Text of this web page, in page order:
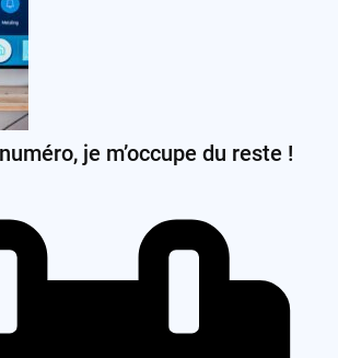
je m’occupe du reste !